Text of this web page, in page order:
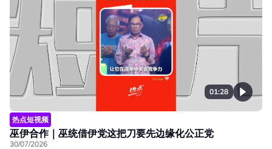
01:28
热点短视频
巫伊合作｜巫统借伊党这把刀要先边缘化公正党
30/07/2026